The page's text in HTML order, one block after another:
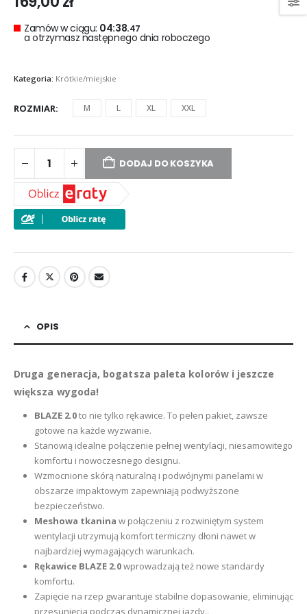
Zamów w ciągu: 04:38.47
a otrzymasz następnego dnia roboczego
Kategoria: Krótkie/miejskie
ROZMIAR M L XL XXL
DODAJ DO KOSZYKA
OPIS
Druga generacja, bogatsza paleta kolorów i jeszcze
większa wygoda!
BLAZE 2.0to nie tylko rękawice. To pełen pakiet, zawsze
gotowe na każde wyzwanie.
Stanowią idealne połączenie pełnej wentylacji, niesamowitego
komfortu i nowoczesnego designu.
Wzmocnione skórą naturalną i podwójnymi panelami w
obszarze impaktowym zapewniają podwyższone
bezpieczeństwo.
Meshowa tkanina w połączeniu z rozwiniętym system
wentylacji utrzymują komfort termiczny dłoni nawet w
najbardziej wymagających warunkach.
Rękawice BLAZE 2.0wprowadzają też nowe standardy
komfortu.
Zapięcie na rzep gwarantuje stabilne dopasowanie, eliminując